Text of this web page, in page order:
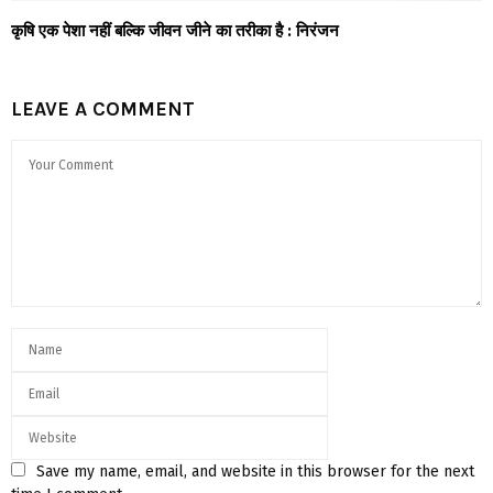
कृषि एक पेशा नहीं बल्कि जीवन जीने का तरीका है : निरंजन
LEAVE A COMMENT
Save my name, email, and website in this browser for the next